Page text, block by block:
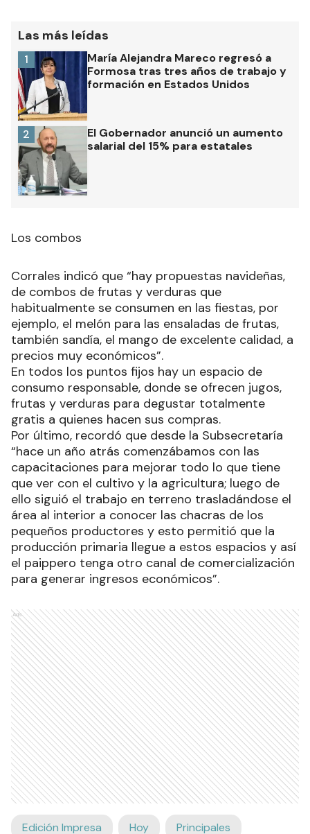
Las más leídas
María Alejandra Mareco regresó a
Formosa tras tres años de trabajo y
formación en Estados Unidos
1
El Gobernador anunció un aumento
salarial del 15% para estatales
2
Los combos
Corrales indicó que “hay propuestas navideñas,
de combos de frutas y verduras que
habitualmente se consumen en las fiestas, por
ejemplo, el melón para las ensaladas de frutas,
también sandía, el mango de excelente calidad, a
precios muy económicos”.
En todos los puntos fijos hay un espacio de
consumo responsable, donde se ofrecen jugos,
frutas y verduras para degustar totalmente
gratis a quienes hacen sus compras.
Por último, recordó que desde la Subsecretaría
“hace un año atrás comenzábamos con las
capacitaciones para mejorar todo lo que tiene
que ver con el cultivo y la agricultura; luego de
ello siguió el trabajo en terreno trasladándose el
área al interior a conocer las chacras de los
pequeños productores y esto permitió que la
producción primaria llegue a estos espacios y así
el paippero tenga otro canal de comercialización
para generar ingresos económicos”.
Ads
Edición Impresa Hoy Principales